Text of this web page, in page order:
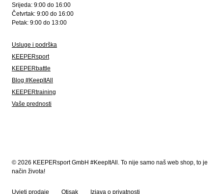
Srijeda: 9:00 do 16:00
Četvrtak: 9:00 do 16:00
Petak: 9:00 do 13:00
Usluge i podrška
KEEPERsport
KEEPERbattle
Blog #KeepItAll
KEEPERtraining
Vaše prednosti
© 2026 KEEPERsport GmbH #KeepItAll. To nije samo naš web shop, to je
način života!
Uvjeti prodaje Otisak Izjava o privatnosti